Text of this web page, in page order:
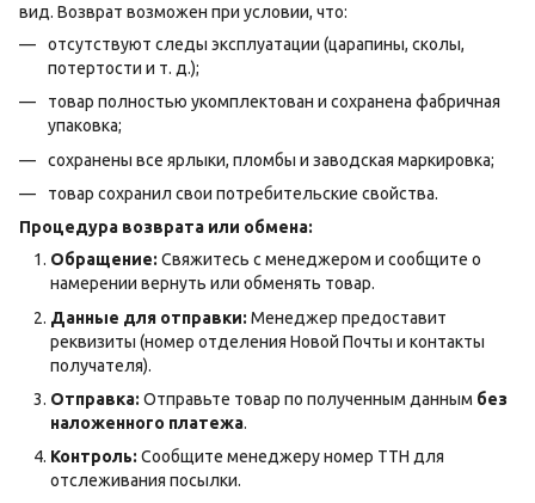
вид. Возврат возможен при условии, что:
отсутствуют следы эксплуатации (царапины, сколы,
потертости и т. д.);
товар полностью укомплектован и сохранена фабричная
упаковка;
сохранены все ярлыки, пломбы и заводская маркировка;
товар сохранил свои потребительские свойства.
Процедура возврата или обмена:
Обращение: Свяжитесь с менеджером и сообщите о
намерении вернуть или обменять товар.
Данные для отправки: Менеджер предоставит
реквизиты (номер отделения Новой Почты и контакты
получателя).
Отправка: Отправьте товар по полученным данным без
наложенного платежа.
Контроль: Сообщите менеджеру номер ТТН для
отслеживания посылки.